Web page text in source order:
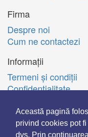
Această pagină
privind cookies pot
dvs. Prin
Firma
Despre noi
Cum ne contactezi
Informații
Termeni şi condiţii
Confidenţialitate
A.N.P.C.
English